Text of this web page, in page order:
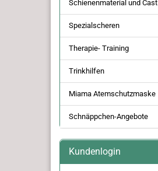
Schienenmaterial und Cast
Spezialscheren
Therapie- Training
Trinkhilfen
Miama Atemschutzmaske
Schnäppchen-Angebote
Kundenlogin